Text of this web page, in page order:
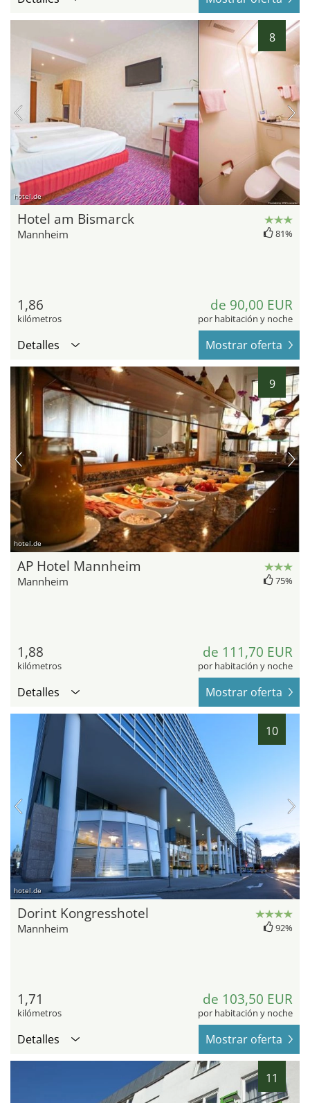
8
hotel.de
Hotel am Bismarck
Mannheim 81%
1,86
kilómetros
de 90,00 EUR
por habitación y noche
Detalles Mostrar oferta
9
hotel.de
AP Hotel Mannheim
Mannheim 75%
1,88
kilómetros
de 111,70 EUR
por habitación y noche
Detalles Mostrar oferta
10
hotel.de
Dorint Kongresshotel
Mannheim 92%
1,71
kilómetros
de 103,50 EUR
por habitación y noche
Detalles Mostrar oferta
11